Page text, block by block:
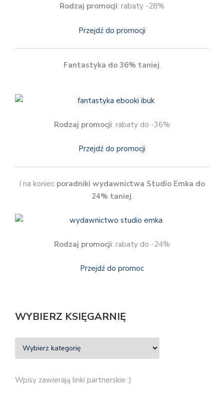
Rodzaj promocji: rabaty -28%
Przejdź do promocji
Fantastyka do 36% taniej.
Rodzaj promocji: rabaty do -36%
Przejdź do promocji
I na koniec poradniki wydawnictwa Studio Emka do
24% taniej.
Rodzaj promocji: rabaty do -24%
Przejdź do promoc
WYBIERZ KSIĘGARNIĘ
Wpisy zawierają linki partnerskie :)